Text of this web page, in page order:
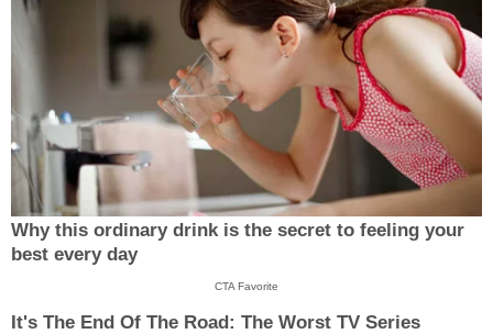
Why this ordinary drink is the secret to feeling your
best every day
CTA Favorite
It's The End Of The Road: The Worst TV Series